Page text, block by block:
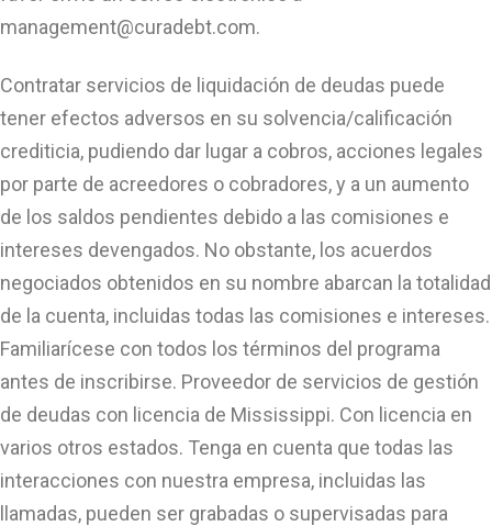
management@curadebt.com.
Contratar servicios de liquidación de deudas puede
tener efectos adversos en su solvencia/calificación
crediticia, pudiendo dar lugar a cobros, acciones legales
por parte de acreedores o cobradores, y a un aumento
de los saldos pendientes debido a las comisiones e
intereses devengados. No obstante, los acuerdos
negociados obtenidos en su nombre abarcan la totalidad
de la cuenta, incluidas todas las comisiones e intereses.
Familiarícese con todos los términos del programa
antes de inscribirse. Proveedor de servicios de gestión
de deudas con licencia de Mississippi. Con licencia en
varios otros estados. Tenga en cuenta que todas las
interacciones con nuestra empresa, incluidas las
llamadas, pueden ser grabadas o supervisadas para